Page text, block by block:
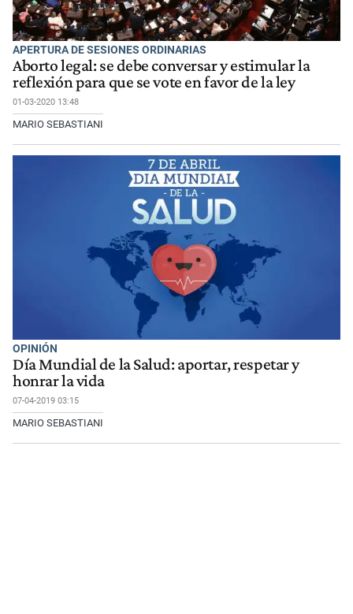
APERTURA DE SESIONES ORDINARIAS
Aborto legal: se debe conversar y estimular la
reflexión para que se vote en favor de la ley
01-03-2020 13:48
MARIO SEBASTIANI
OPINIÓN
Día Mundial de la Salud: aportar, respetar y
honrar la vida
07-04-2019 03:15
MARIO SEBASTIANI